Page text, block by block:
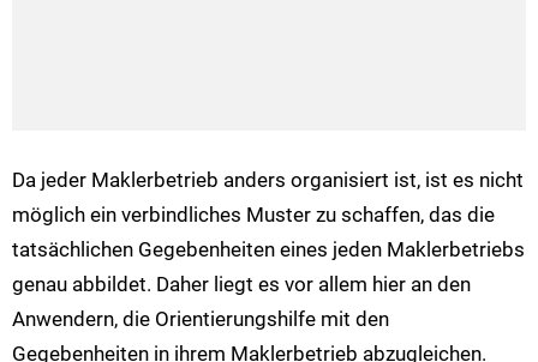
Da jeder Maklerbetrieb anders organisiert ist, ist es nicht
möglich ein verbindliches Muster zu schaffen, das die
tatsächlichen Gegebenheiten eines jeden Maklerbetriebs
genau abbildet. Daher liegt es vor allem hier an den
Anwendern, die Orientierungshilfe mit den
Gegebenheiten in ihrem Maklerbetrieb abzugleichen.